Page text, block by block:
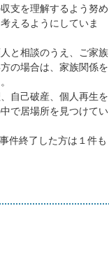
支を理解するよう努め
えるようにしていま
と相談のうえ、ご家族
の場合は、家族関係を
自己破産、個人再生を
で居場所を見つけてい
件終了した方は１件も